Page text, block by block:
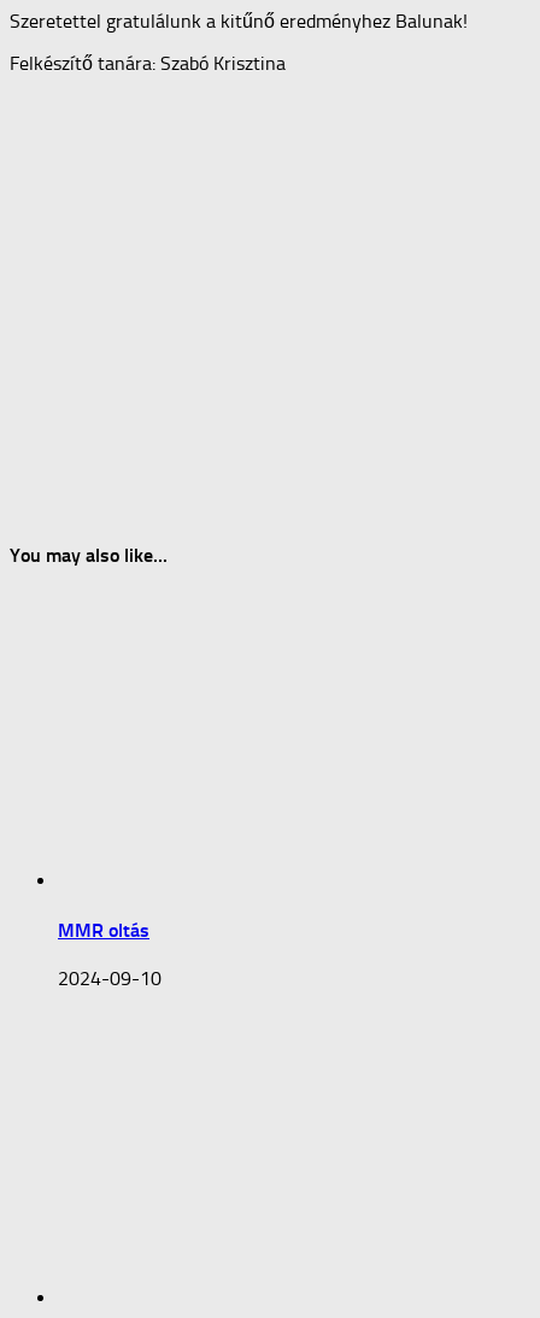
Szeretettel gratulálunk a kitűnő eredményhez Balunak!
Felkészítő tanára: Szabó Krisztina
You may also like...
MMR oltás
2024-09-10